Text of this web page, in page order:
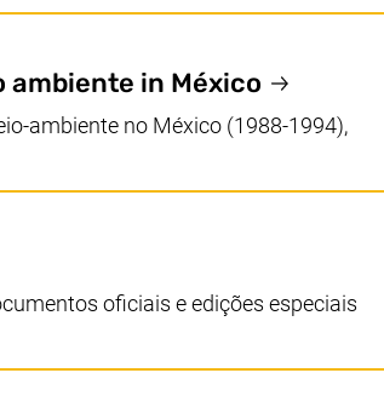
ambiente in México
ambiente no México (1988-1994),
oficiais e edições especiais